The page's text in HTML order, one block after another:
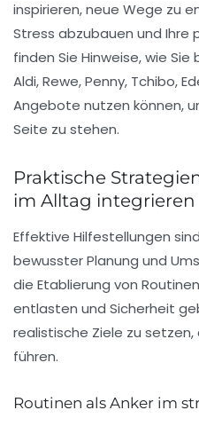
inspirieren, neue Wege zu
Stress abzubauen und Ihre
finden Sie Hinweise, wie
Aldi, Rewe, Penny, Tchibo,
Angebote nutzen können,
Seite zu stehen.
Praktische
im Alltag integrieren
Effektive Hilfestellungen
bewusster Planung und
die Etablierung von
entlasten und Sicherheit
realistische Ziele zu
führen.
Routinen als Anker im